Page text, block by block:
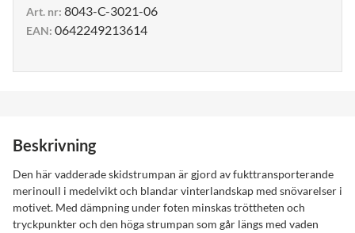
Art. nr: 8043-C-3021-06
EAN: 0642249213614
Beskrivning
Den här vadderade skidstrumpan är gjord av fukttransporterande
merinoull i medelvikt och blandar vinterlandskap med snövarelser i
motivet. Med dämpning under foten minskas tröttheten och
tryckpunkter och den höga strumpan som går längs med vaden